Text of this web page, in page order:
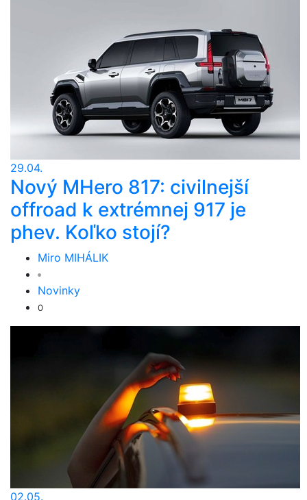
29.04.
Nový MHero 817: civilnejší
offroad k extrémnej 917 je
phev. Koľko stojí?
Miro MIHÁLIK
Novinky
0
02.05.